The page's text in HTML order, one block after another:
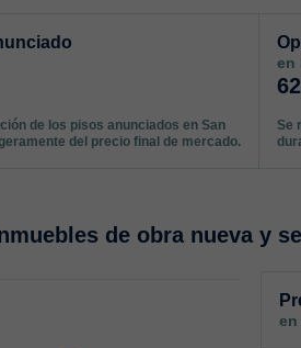
de los pisos anunciados en San
del precio final de mercado.
en
Se
de obra nueva y
en